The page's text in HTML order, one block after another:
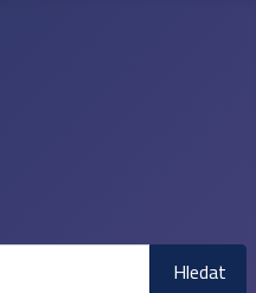
Hledat